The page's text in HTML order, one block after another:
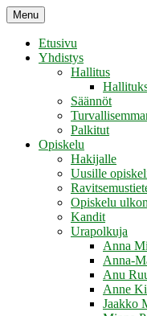
Skip
to
content
Retikka ry
Menu
Etusivu
Yhdistys
Hallitus
Säännöt
Palkitut
Opiskelu
Hakijalle
Uusille
Opiskelu
Kandit
Urapolkuja
Anna
Anna-
Anu
Anne
Jaakko